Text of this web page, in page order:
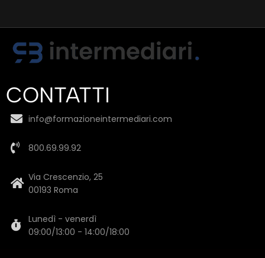
CONTATTI
info@formazioneintermediari.com
800.69.99.92
Via Crescenzio, 25
00193 Roma
Lunedì - venerdì
09:00/13:00 - 14:00/18:00